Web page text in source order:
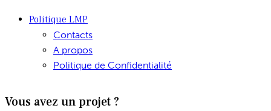
Politique LMP
Contacts
A propos
Politique de Confidentialité
Vous avez un projet ?